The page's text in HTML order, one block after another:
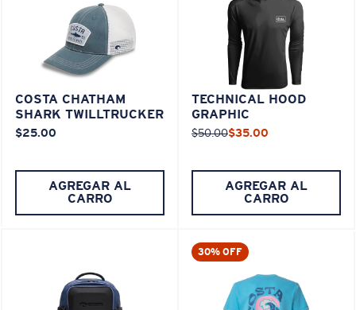
COSTA CHATHAM
SHARK TWILLTRUCKER
$25.00
AGREGAR AL
CARRO
TECHNICAL HOOD
GRAPHIC
$50.00$35.00
AGREGAR AL
CARRO
30% OFF